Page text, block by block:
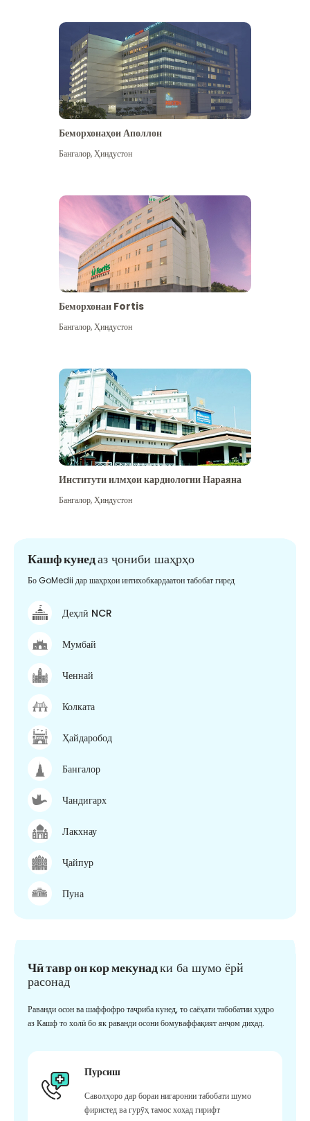
Бештар дидан
Беморхонаҳои Аполлон
Бангалор,Ҳиндустон
Беморхонаи Fortis
Бангалор,Ҳиндустон
Институти илмҳои кардиологии Нараяна
Бангалор,Ҳиндустон
Кашф кунедаз ҷониби шаҳрҳо
Бо GoMedii дар шаҳрҳои интихобкардаатон табобат гиред
Деҳлӣ NCR
Мумбай
Ченнай
Колката
Ҳайдаробод
Бангалор
Чандигарх
Лакхнау
Ҷайпур
Пуна
Чӣ тавр он кор мекунадки ба шумо ёрй
расонад
Раванди осон ва шаффофро таҷриба кунед, то саёҳати табобатии худро
аз Кашф то холӣ бо як раванди осони бомуваффақият анҷом диҳад.
Пурсиш
Саволҳоро дар бораи нигаронии табобати шумо
фиристед ва гурӯҳ тамос хоҳад гирифт